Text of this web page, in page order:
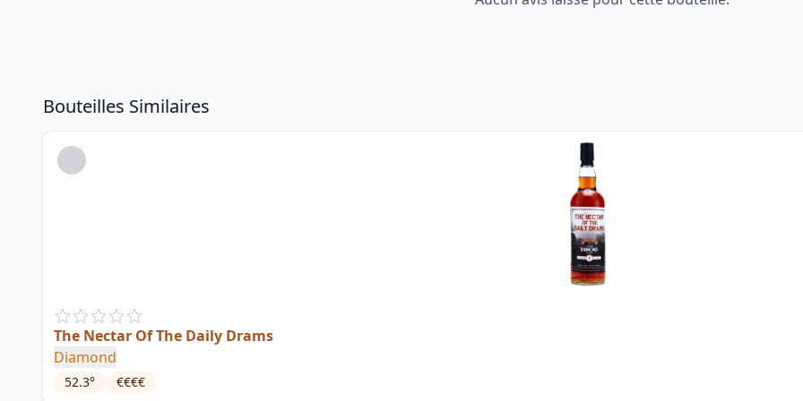
Bouteilles Similaires
The Nectar Of The Daily Drams
Diamond
52.3° €€€€